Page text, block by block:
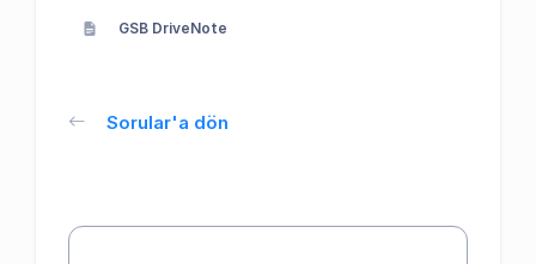
GSB DriveNote
Sorular'a dön